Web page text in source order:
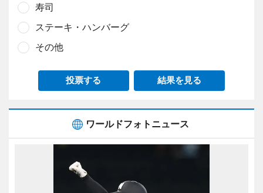
寿司
ステーキ・ハンバーグ
その他
投票する 結果を見る
ワールドフォトニュース